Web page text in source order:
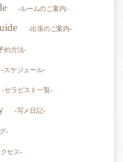
-ルームのご案内-
-出張のご案内-
約方法-
-スケジュール-
-セラピスト一覧-
-写メ日記-
-
セス-